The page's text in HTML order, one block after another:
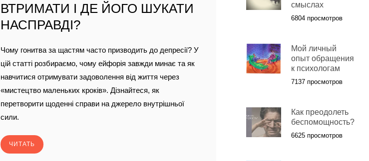
ВТРИМАТИ І ДЕ ЙОГО ШУКАТИ
НАСПРАВДІ?
Чому гонитва за щастям часто призводить до депресії? У
цій статті розбираємо, чому ейфорія завжди минає та як
навчитися отримувати задоволення від життя через
«мистецтво маленьких кроків». Дізнайтеся, як
перетворити щоденні справи на джерело внутрішньої
сили.
ЧИТАТЬ
смыслах
6804 просмотров
Мой личный
опыт обращения
к психологам
7137 просмотров
Как преодолеть
беспомощность?
6625 просмотров